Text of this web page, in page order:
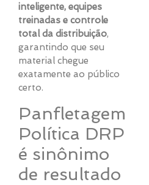
inteligente, equipes
treinadas e controle
total da distribuição,
garantindo que seu
material chegue
exatamente ao público
certo.
Panfletagem
Política DRP
é sinônimo
de resultado